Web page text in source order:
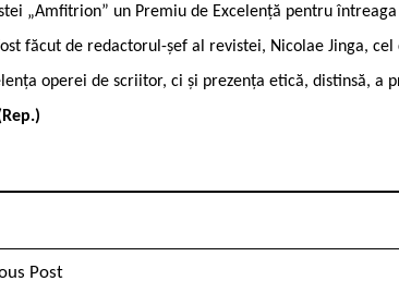
„Amfitrion” un Premiu de Excelență pentru
făcut de redactorul-șef al revistei, Nicolae Jinga,
operei de scriitor, ci și prezența etică, distinsă, a
Post